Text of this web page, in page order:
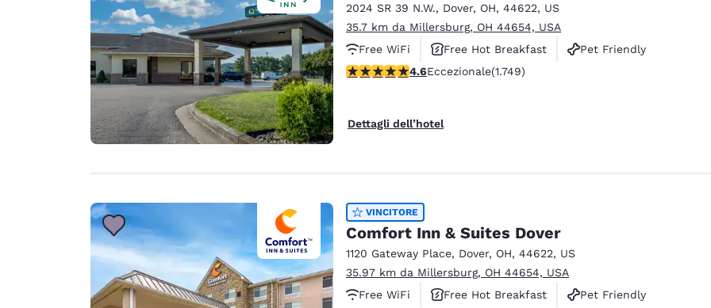
2024 SR 39 N.W., Dover, OH, 44622, US
35.7 km da Millersburg, OH 44654, USA
Free WiFi
Free Hot Breakfast
Pet Friendly
Valutazione di 4.64 stelle. Eccezionale. 1749 recensioni
4.6Eccezionale(1.749)
Dettagli dell’hotel
VINCITORE
Comfort Inn & Suites Dover
1120 Gateway Place, Dover, OH, 44622, US
35.97 km da Millersburg, OH 44654, USA
Free WiFi
Free Hot Breakfast
Pet Friendly